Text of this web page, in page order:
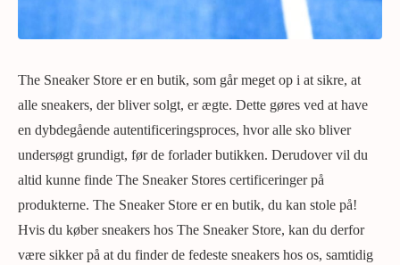
The Sneaker Store er en butik, som går meget op i at sikre, at
alle sneakers, der bliver solgt, er ægte. Dette gøres ved at have
en dybdegående autentificeringsproces, hvor alle sko bliver
undersøgt grundigt, før de forlader butikken. Derudover vil du
altid kunne finde The Sneaker Stores certificeringer på
produkterne. The Sneaker Store er en butik, du kan stole på!
Hvis du køber sneakers hos The Sneaker Store, kan du derfor
være sikker på at du finder de fedeste sneakers hos os, samtidig